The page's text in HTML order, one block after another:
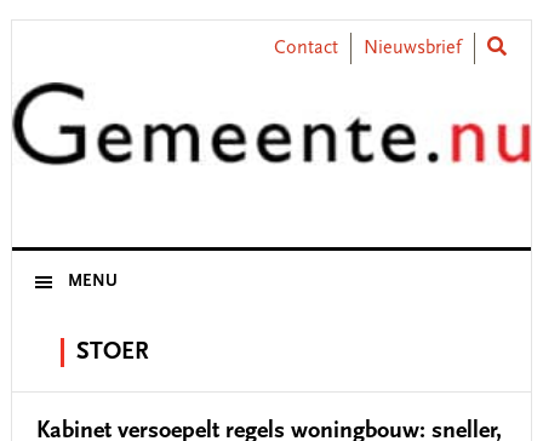
Skip
primary
navigation
Skip
content
Skip
primary
sidebar
Skip
footer
Contact Nieuwsbrief
MENU
STOER
Kabinet versoepelt regels woningbouw: sneller,